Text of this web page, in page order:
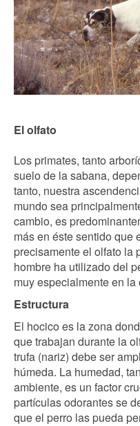
El olfato
Los primates, tanto
suelo de la sabana,
tanto, nuestra
mundo sea
cambio, es
más en éste sentido que
precisamente el olfato la
hombre ha utilizado del
muy especialmente en la
Estructura
El hocico es la zona
que trabajan durante la
trufa (nariz) debe ser
húmeda. La humedad,
ambiente, es un factor
partículas odorantes se
que el perro las pueda